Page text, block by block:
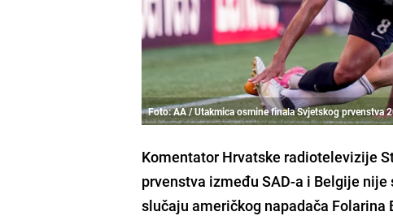
Foto: AA / Utakmica osmine finala Svjetskog prvenstva
Komentator Hrvatske radiotelevizije
prvenstva između SAD-a i Belgije
slučaju američkog napadača Folarina